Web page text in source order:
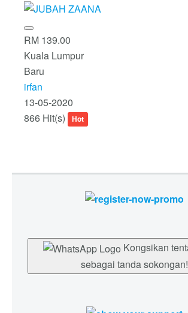
RM 139.00
Kuala Lumpur
Baru
irfan
13-05-2020
866 Hit(s)
Hot
sebagai tanda sokongan!